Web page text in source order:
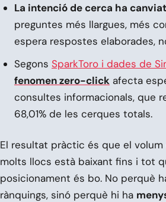
La intenció de cerca ha
preguntes més llargues, més
espera respostes elaborades,
Segons SparkToro i dades de
fenomen zero-click afecta
consultes informacionals, que
68,01% de les cerques totals.
El resultat pràctic és que el
molts llocs està baixant fins i tot
posicionament és bo. No perquè
rànquings, sinó perquè hi ha